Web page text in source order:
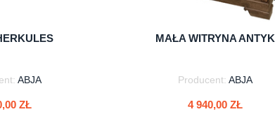
ABJA
ZŁ
MAŁA WITRYNA ANTYK
Producent: ABJA
4 940,00 ZŁ